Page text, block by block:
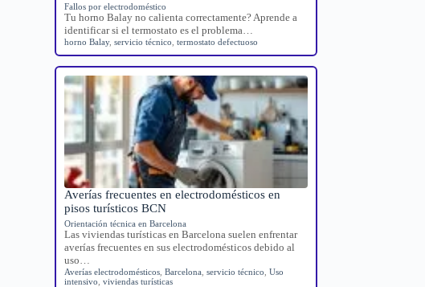
Fallos por electrodoméstico
Tu horno Balay no calienta correctamente? Aprende a
identificar si el termostato es el problema…
horno Balay,servicio técnico ,termostato defectuoso
Averías frecuentes en electrodomésticos en
pisos turísticos BCN
Orientación técnica en Barcelona
Las viviendas turísticas en Barcelona suelen enfrentar
averías frecuentes en sus electrodomésticos debido al
uso…
Averías electrodomésticos ,Barcelona ,servicio técnico ,Uso
intensivo ,viviendas turísticas